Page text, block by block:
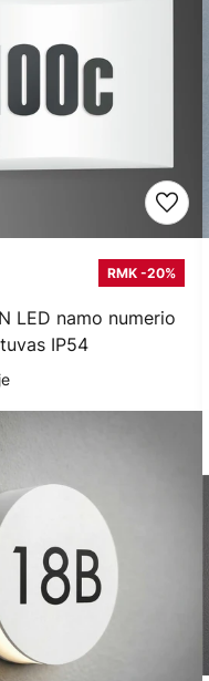
LED namo numerio
IP54
RMK -20%